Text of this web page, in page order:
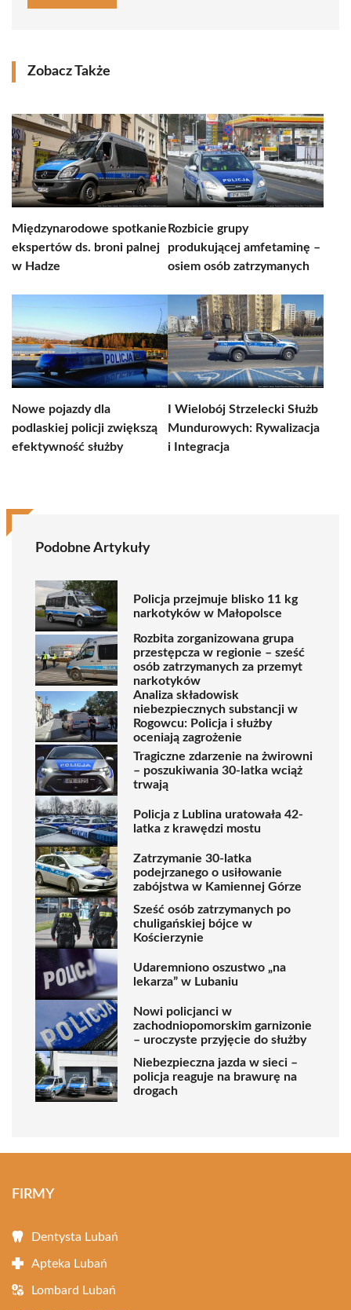
Zobacz Także
Międzynarodowe spotkanie
ekspertów ds. broni palnej
w Hadze
Rozbicie grupy
produkującej amfetaminę –
osiem osób zatrzymanych
Nowe pojazdy dla
podlaskiej policji zwiększą
efektywność służby
I Wielobój Strzelecki Służb
Mundurowych: Rywalizacja
i Integracja
Podobne Artykuły
Policja przejmuje blisko 11 kg
narkotyków w Małopolsce
Rozbita zorganizowana grupa
przestępcza w regionie – sześć
osób zatrzymanych za przemyt
narkotyków
Analiza składowisk
niebezpiecznych substancji w
Rogowcu: Policja i służby
oceniają zagrożenie
Tragiczne zdarzenie na żwirowni
– poszukiwania 30-latka wciąż
trwają
Policja z Lublina uratowała 42-
latka z krawędzi mostu
Zatrzymanie 30-latka
podejrzanego o usiłowanie
zabójstwa w Kamiennej Górze
Sześć osób zatrzymanych po
chuligańskiej bójce w
Kościerzynie
Udaremniono oszustwo „na
lekarza” w Lubaniu
Nowi policjanci w
zachodniopomorskim garnizonie
– uroczyste przyjęcie do służby
Niebezpieczna jazda w sieci –
policja reaguje na brawurę na
drogach
FIRMY
Dentysta Lubań
Apteka Lubań
Lombard Lubań